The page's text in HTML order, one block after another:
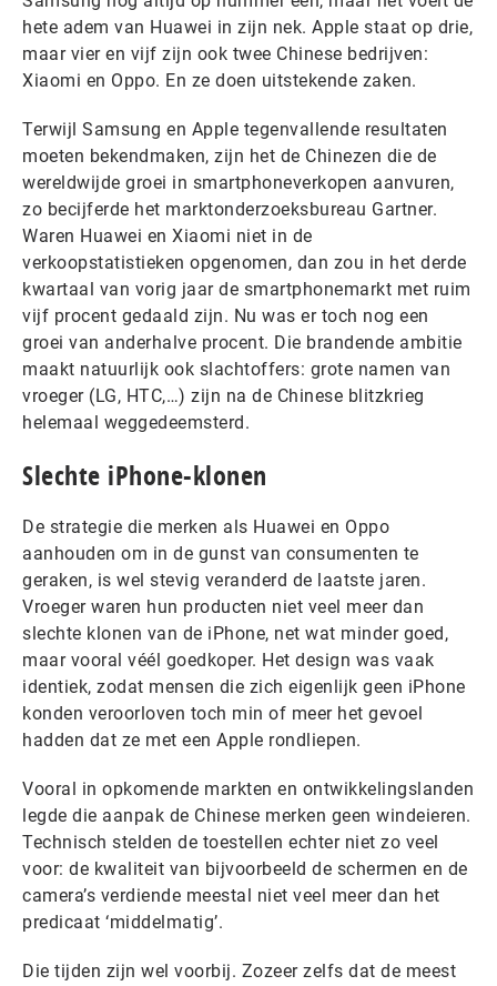
hete adem van Huawei in zijn nek. Apple staat op drie,
maar vier en vijf zijn ook twee Chinese bedrijven:
Xiaomi en Oppo. En ze doen uitstekende zaken.
Terwijl Samsung en Apple tegenvallende resultaten
moeten bekendmaken, zijn het de Chinezen die de
wereldwijde groei in smartphoneverkopen aanvuren,
zo becijferde het marktonderzoeksbureau Gartner.
Waren Huawei en Xiaomi niet in de
verkoopstatistieken opgenomen, dan zou in het derde
kwartaal van vorig jaar de smartphonemarkt met ruim
vijf procent gedaald zijn. Nu was er toch nog een
groei van anderhalve procent. Die brandende ambitie
maakt natuurlijk ook slachtoffers: grote namen van
vroeger (LG, HTC,…) zijn na de Chinese blitzkrieg
helemaal weggedeemsterd.
Slechte iPhone-klonen
De strategie die merken als Huawei en Oppo
aanhouden om in de gunst van consumenten te
geraken, is wel stevig veranderd de laatste jaren.
Vroeger waren hun producten niet veel meer dan
slechte klonen van de iPhone, net wat minder goed,
maar vooral véél goedkoper. Het design was vaak
identiek, zodat mensen die zich eigenlijk geen iPhone
konden veroorloven toch min of meer het gevoel
hadden dat ze met een Apple rondliepen.
Vooral in opkomende markten en ontwikkelingslanden
legde die aanpak de Chinese merken geen windeieren.
Technisch stelden de toestellen echter niet zo veel
voor: de kwaliteit van bijvoorbeeld de schermen en de
camera’s verdiende meestal niet veel meer dan het
predicaat ‘middelmatig’.
Die tijden zijn wel voorbij. Zozeer zelfs dat de meest